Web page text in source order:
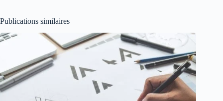
Publications similaires